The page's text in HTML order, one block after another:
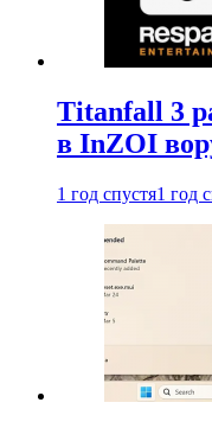
Titanfall 3
в InZOI
1 год спустя1 год